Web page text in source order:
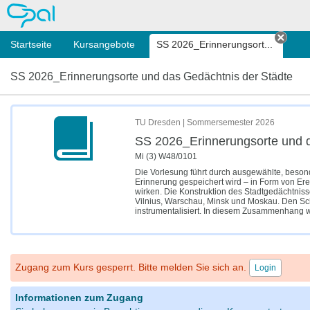
OPAL
Startseite Kursangebote SS 2026_Erinnerungsort...
Tab
SS 2026_Erinnerungsorte und das Gedächtnis der Städte
TU Dresden | Sommersemester 2026
SS 2026_Erinnerungsorte und
Mi (3) W48/0101
Die Vorlesung führt durch ausgewählte,
Erinnerung gespeichert wird – in Form von
wirken. Die Konstruktion des
Vilnius, Warschau, Minsk und Moskau. Den
instrumentalisiert. In diesem Zusammenhang
Zugang zum Kurs gesperrt. Bitte melden Sie sich an. Login
Informationen zum Zugang